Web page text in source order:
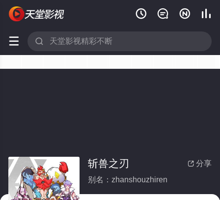
   
 
 分享
斩兽之刃
别名：zhanshouzhiren